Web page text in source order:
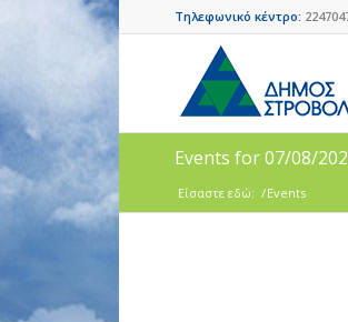
Τηλεφωνικό κέντρο:
Events for 07/08/
Είσαστε εδώ: /Events